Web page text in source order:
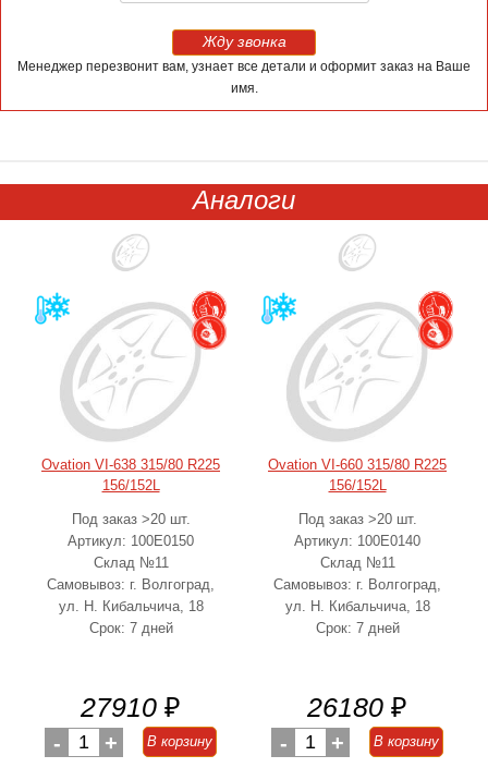
Жду звонка
Менеджер перезвонит вам, узнает все детали и оформит заказ на Ваше
имя.
Аналоги
Ovation VI-638 315/80 R225
156/152L
Под заказ >20 шт.
Артикул: 100E0150
Склад №11
Самовывоз: г. Волгоград,
ул. Н. Кибальчича, 18
Срок: 7 дней
27910 ₽
- 1 + В корзину
Ovation VI-660 315/80 R225
156/152L
Под заказ >20 шт.
Артикул: 100E0140
Склад №11
Самовывоз: г. Волгоград,
ул. Н. Кибальчича, 18
Срок: 7 дней
26180 ₽
- 1 + В корзину